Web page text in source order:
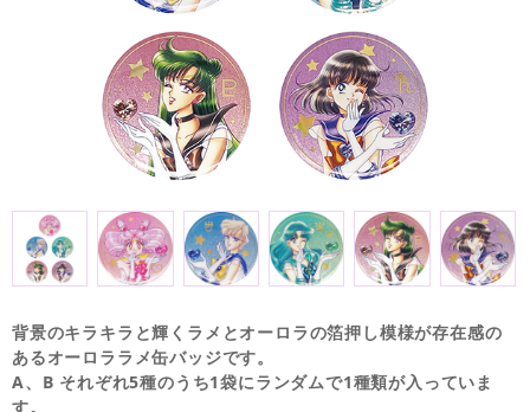
背景のキラキラと輝くラメとオーロラの箔押し模様が存在感の
あるオーロララメ缶バッジです。
A、B それぞれ5種のうち1袋にランダムで1種類が入っていま
す。